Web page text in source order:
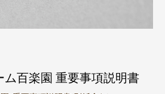
百楽園 重要事項説明書